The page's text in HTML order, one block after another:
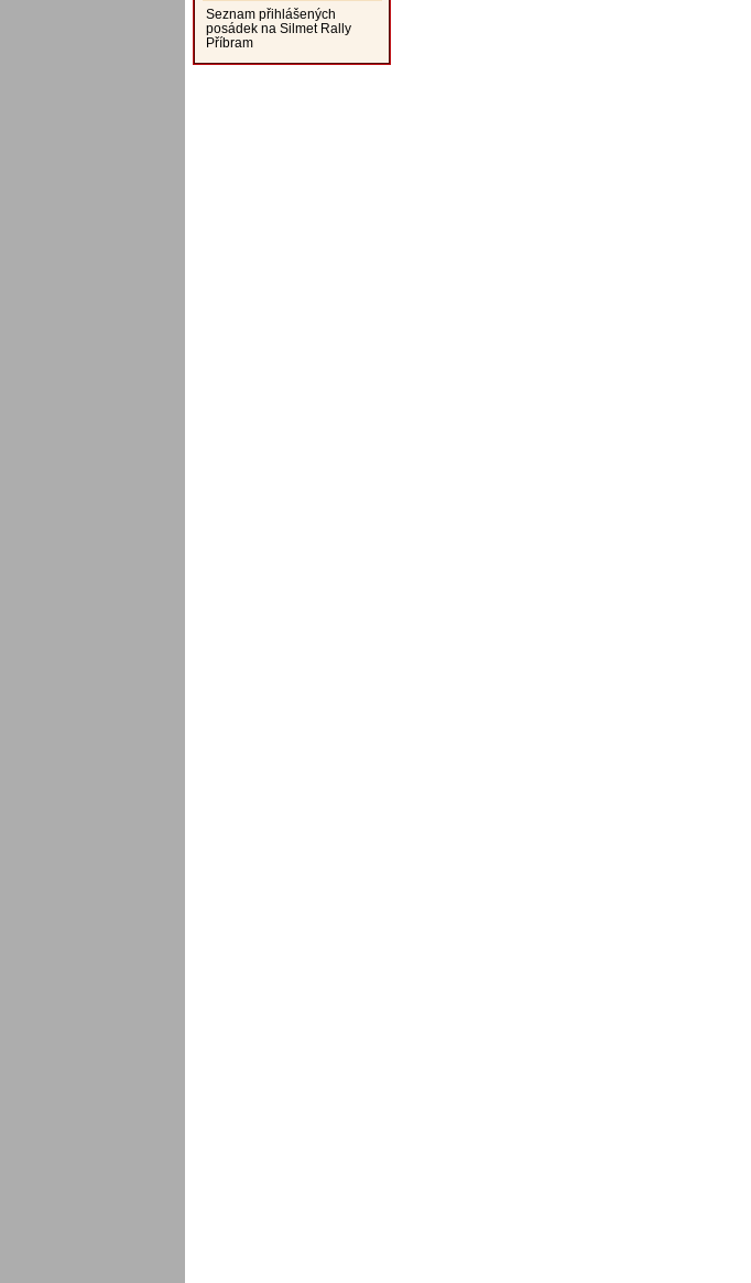
Seznam přihlášených
posádek na Silmet Rally
Příbram